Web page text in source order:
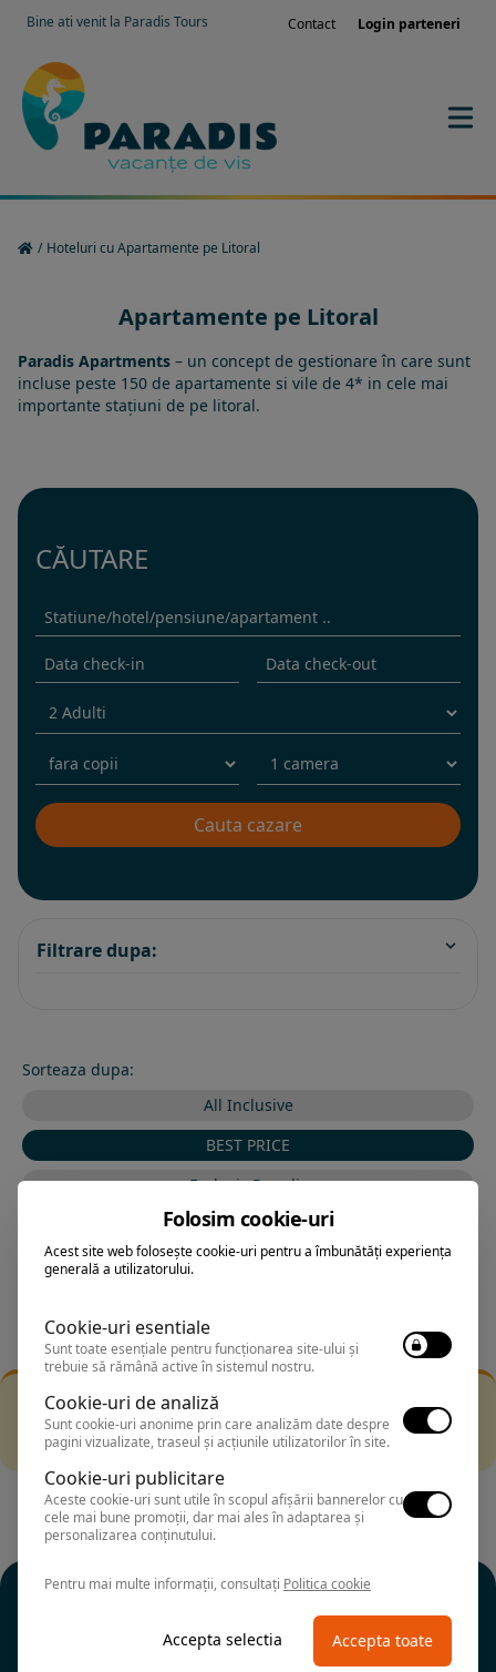
Bine ati venit la Paradis Tours Contact Login parteneri
/ Hoteluri cu Apartamente pe Litoral
Apartamente pe Litoral
Paradis Apartments – un concept de gestionare în care sunt
incluse peste 150 de apartamente si vile de 4* in cele mai
importante stațiuni de pe litoral.
CĂUTARE
Filtrare dupa:
Sorteaza dupa:
All Inclusive
BEST PRICE
Exclusiv Paradis
Stele 1-5
Stele 5-1
Filtrarea nu a returnat niciun rezultat
Incearca sa folosesti o cautarea mai generala sau alege
alte fitre.
Folosim cookie-uri
Acest site web folosește cookie-uri pentru a îmbunătăți experiența
generală a utilizatorului.
Cookie-uri esentiale
Sunt toate esențiale pentru funcționarea site-ului și
trebuie să rămână active în sistemul nostru.
Cookie-uri de analiză
Sunt cookie-uri anonime prin care analizăm date despre
pagini vizualizate, traseul și acțiunile utilizatorilor în site.
Cookie-uri publicitare
Aceste cookie-uri sunt utile în scopul afișării bannerelor cu
cele mai bune promoții, dar mai ales în adaptarea și
personalizarea conținutului.
Pentru mai multe informații, consultați Politica cookie
Accepta selectia Accepta toate